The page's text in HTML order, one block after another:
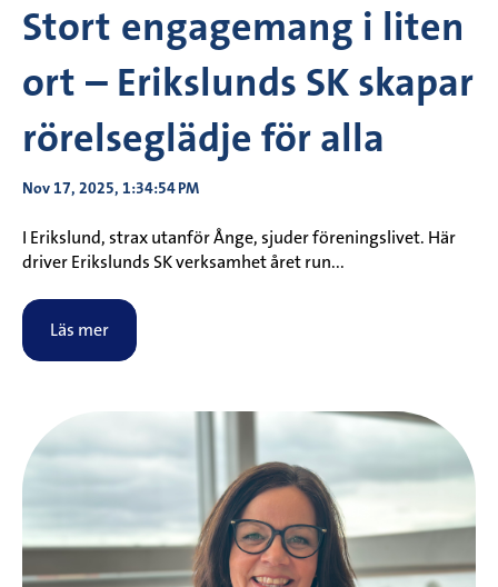
Stort engagemang i liten
ort – Erikslunds SK skapar
rörelseglädje för alla
Nov 17, 2025, 1:34:54 PM
I Erikslund, strax utanför Ånge, sjuder föreningslivet. Här
driver Erikslunds SK verksamhet året run...
Läs mer